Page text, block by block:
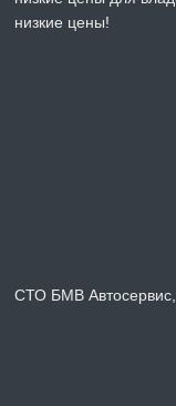
низкие цены!
СТО БМВ